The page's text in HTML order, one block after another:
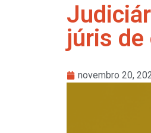
júris de
novembro 20,